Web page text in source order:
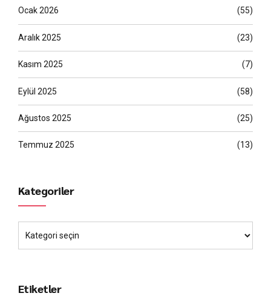
Ocak 2026 (55)
Aralık 2025 (23)
Kasım 2025 (7)
Eylül 2025 (58)
Ağustos 2025 (25)
Temmuz 2025 (13)
Kategoriler
Etiketler